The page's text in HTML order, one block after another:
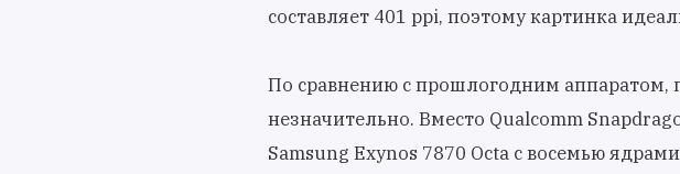
составляет 401 ppi, поэтому картинка
По сравнению с прошлогодним аппаратом,
незначительно. Вместо Qualcomm
Samsung Exynos 7870 Octa с восемью